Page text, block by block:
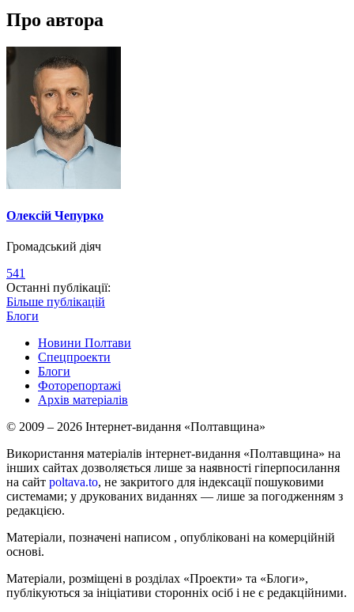
Про автора
Олексій Чепурко
Громадський діяч
541
Останні публікації:
Більше публікацій
Блоги
Новини Полтави
Спецпроекти
Блоги
Фоторепортажі
Архів матеріалів
© 2009 – 2026 Інтернет-видання «Полтавщина»
Використання матеріалів інтернет-видання «Полтавщина» на
інших сайтах дозволяється лише за наявності гіперпосилання
на сайт poltava.to, не закритого для індексації пошуковими
системами; у друкованих виданнях — лише за погодженням з
редакцією.
Матеріали, позначені написом , опубліковані на комерційній
основі.
Матеріали, розміщені в розділах «Проекти» та «Блоги»,
публікуються за ініціативи сторонніх осіб і не є редакційними.